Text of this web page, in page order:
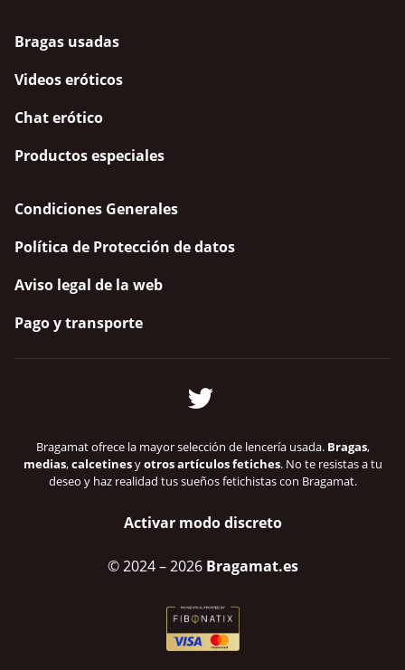
Bragas usadas
Videos eróticos
Chat erótico
Productos especiales
Condiciones Generales
Política de Protección de datos
Aviso legal de la web
Pago y transporte
Bragamat ofrece la mayor selección de lencería usada. Bragas,
medias,calcetinesyotros artículos fetiches. No te resistas a tu
deseo y haz realidad tus sueños fetichistas con Bragamat.
Activar modo discreto
© 2024– 2026 Bragamat.es